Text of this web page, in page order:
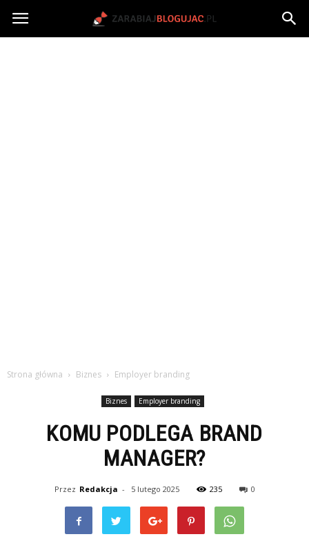
Jak
Strona główna Biznes Employer branding
Biznes Employer branding
KOMU PODLEGA BRAND
MANAGER?
Przez Redakcja - 5 lutego 2025 235 0